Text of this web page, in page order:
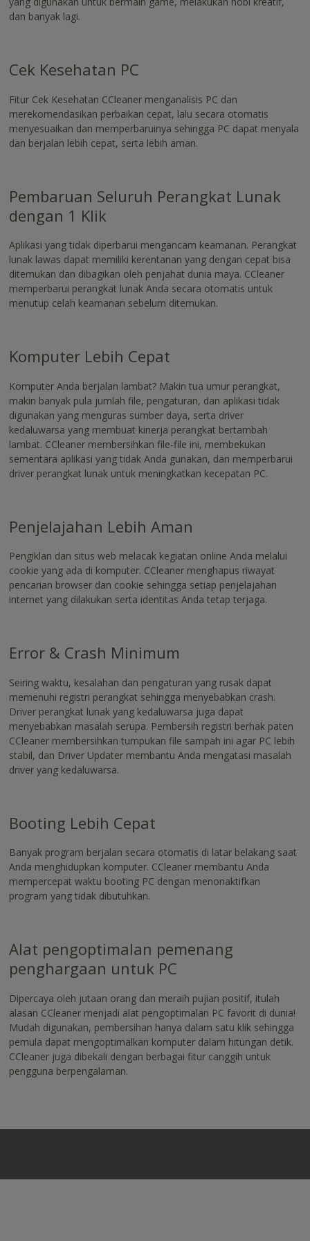
dan banyak lagi.
Cek Kesehatan PC
Fitur Cek Kesehatan CCleaner menganalisis PC dan
merekomendasikan perbaikan cepat, lalu secara otomatis
menyesuaikan dan memperbaruinya sehingga PC dapat menyala
dan berjalan lebih cepat, serta lebih aman.
Pembaruan Seluruh Perangkat Lunak
dengan 1 Klik
Aplikasi yang tidak diperbarui mengancam keamanan. Perangkat
lunak lawas dapat memiliki kerentanan yang dengan cepat bisa
ditemukan dan dibagikan oleh penjahat dunia maya. CCleaner
memperbarui perangkat lunak Anda secara otomatis untuk
menutup celah keamanan sebelum ditemukan.
Komputer Lebih Cepat
Komputer Anda berjalan lambat? Makin tua umur perangkat,
makin banyak pula jumlah file, pengaturan, dan aplikasi tidak
digunakan yang menguras sumber daya, serta driver
kedaluwarsa yang membuat kinerja perangkat bertambah
lambat. CCleaner membersihkan file-file ini, membekukan
sementara aplikasi yang tidak Anda gunakan, dan memperbarui
driver perangkat lunak untuk meningkatkan kecepatan PC.
Penjelajahan Lebih Aman
Pengiklan dan situs web melacak kegiatan online Anda melalui
cookie yang ada di komputer. CCleaner menghapus riwayat
pencarian browser dan cookie sehingga setiap penjelajahan
internet yang dilakukan serta identitas Anda tetap terjaga.
Error & Crash Minimum
Seiring waktu, kesalahan dan pengaturan yang rusak dapat
memenuhi registri perangkat sehingga menyebabkan crash.
Driver perangkat lunak yang kedaluwarsa juga dapat
menyebabkan masalah serupa. Pembersih registri berhak paten
CCleaner membersihkan tumpukan file sampah ini agar PC lebih
stabil, dan Driver Updater membantu Anda mengatasi masalah
driver yang kedaluwarsa.
Booting Lebih Cepat
Banyak program berjalan secara otomatis di latar belakang saat
Anda menghidupkan komputer. CCleaner membantu Anda
mempercepat waktu booting PC dengan menonaktifkan
program yang tidak dibutuhkan.
Alat pengoptimalan pemenang
penghargaan untuk PC
Dipercaya oleh jutaan orang dan meraih pujian positif, itulah
alasan CCleaner menjadi alat pengoptimalan PC favorit di dunia!
Mudah digunakan, pembersihan hanya dalam satu klik sehingga
pemula dapat mengoptimalkan komputer dalam hitungan detik.
CCleaner juga dibekali dengan berbagai fitur canggih untuk
pengguna berpengalaman.